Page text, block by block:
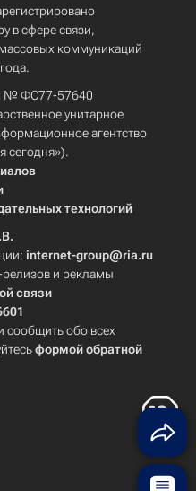
в сфере связи,
коммуникаций
№ ФС77-57640
унитарное
агентство
сегодня»).
технологий
internet-group@ria.ru
и рекламы
связи
сообщить обо всех
формой обратной